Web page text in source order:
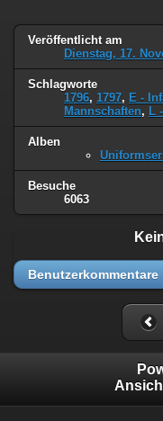
Veröffentlicht am
Dienstag, 17.
Schlagworte
1796, 1797, E -
Mannschaften, L
Alben
Besuche
6063
Benutzerkommentare